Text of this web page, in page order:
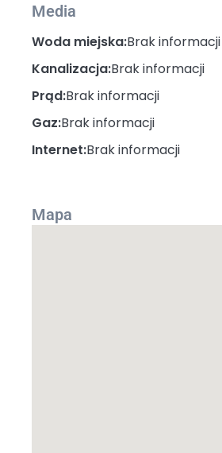
Media
Woda miejska:Brak informacji
Kanalizacja:Brak informacji
Prąd:Brak informacji
Gaz:Brak informacji
Internet:Brak informacji
Mapa